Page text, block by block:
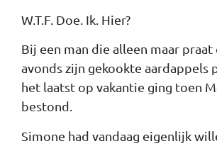
W.T.F. Doe. Ik. Hier?
Bij een man die alleen maar praat
avonds zijn gekookte aardappels
het laatst op vakantie ging toen
bestond.
Simone had vandaag eigenlijk